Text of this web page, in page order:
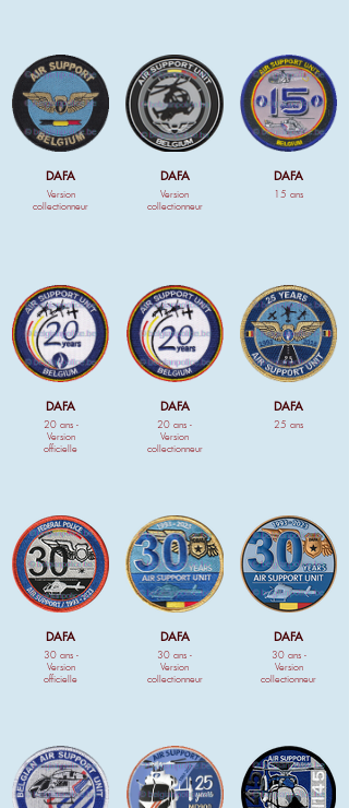
DAFA
Version
collectionneur
DAFA
Version
collectionneur
DAFA
15 ans
DAFA
20 ans -
Version
officielle
DAFA
20 ans -
Version
collectionneur
DAFA
25 ans
DAFA
30 ans -
Version
officielle
DAFA
30 ans -
Version
collectionneur
DAFA
30 ans -
Version
collectionneur